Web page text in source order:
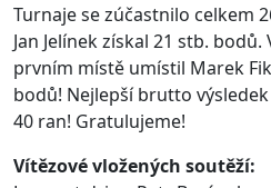
Turnaje se zúčastnilo celkem
Jan Jelínek získal 21 stb. bodů.
prvním místě umístil Marek
bodů! Nejlepší brutto výsledek
40 ran! Gratulujeme!
Vítězové vložených soutěží: